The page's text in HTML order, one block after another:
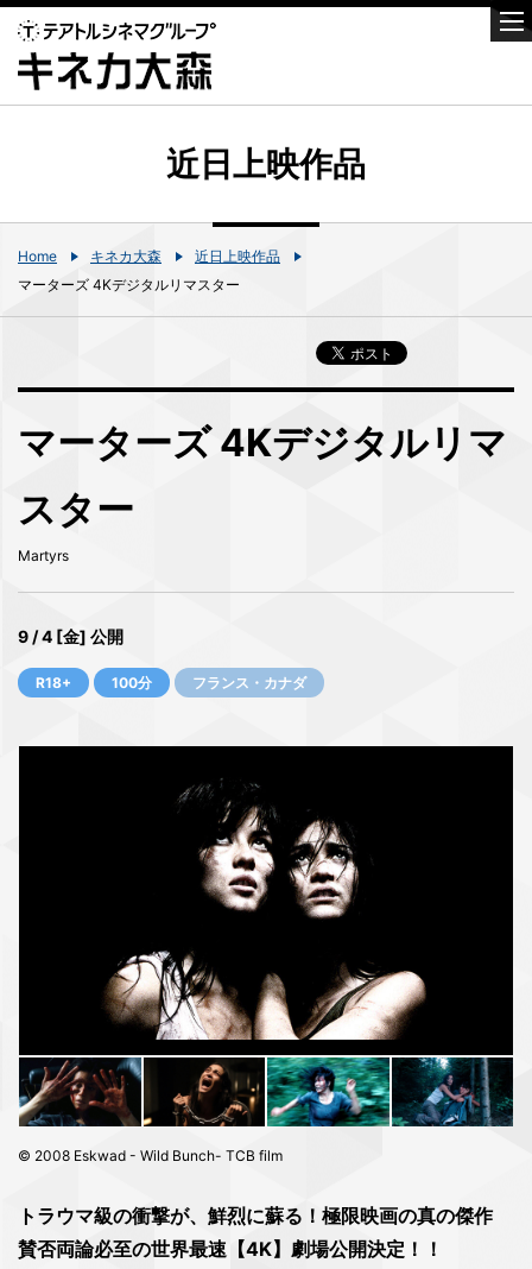
近日上映作品
Home キネカ大森
近日上映作品
マーターズ 4Kデジタルリマスター
マーターズ 4Kデジタルリマ
スター
Martyrs
9 / 4 [金] 公開
R18+ 100分 フランス・カナダ
© 2008 Eskwad - Wild Bunch- TCB film
トラウマ級の衝撃が、鮮烈に蘇る！極限映画の真の傑作
賛否両論必至の世界最速【4K】劇場公開決定！！